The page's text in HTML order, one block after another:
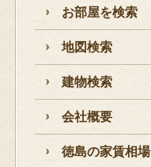
お部屋を検索
地図検索
建物検索
会社概要
徳島の家賃相場